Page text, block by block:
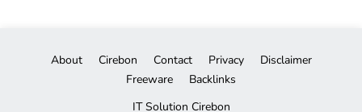
IT Solution Cirebon
About Cirebon Contact Privacy
Disclaimer
Freeware
Backlinks